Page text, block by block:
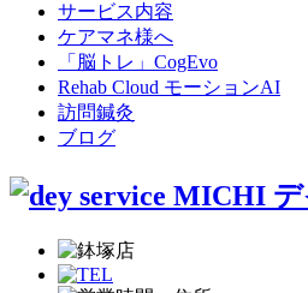
サービス内容
ケアマネ様へ
「脳トレ」CogEvo
Rehab Cloud モーションAI
訪問鍼灸
ブログ